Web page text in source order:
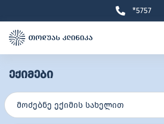
*5757
ექიმები